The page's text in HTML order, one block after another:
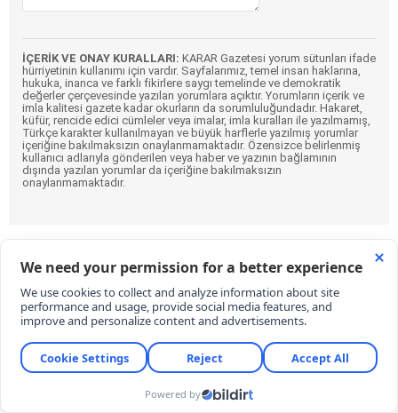
İÇERİK VE ONAY KURALLARI: KARAR Gazetesi yorum sütunları ifade
hürriyetinin kullanımı için vardır. Sayfalarımız, temel insan haklarına,
hukuka, inanca ve farklı fikirlere saygı temelinde ve demokratik
değerler çerçevesinde yazılan yorumlara açıktır. Yorumların içerik ve
imla kalitesi gazete kadar okurların da sorumluluğundadır. Hakaret,
küfür, rencide edici cümleler veya imalar, imla kuralları ile yazılmamış,
Türkçe karakter kullanılmayan ve büyük harflerle yazılmış yorumlar
içeriğine bakılmaksızın onaylanmamaktadır. Özensizce belirlenmiş
kullanıcı adlarıyla gönderilen veya haber ve yazının bağlamının
dışında yazılan yorumlar da içeriğine bakılmaksızın
onaylanmamaktadır.
Eren Derdiyok Galatasaray'a geri döndü